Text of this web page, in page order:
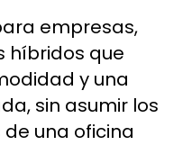
empresas,
híbridos que
y una
sin asumir los
una oficina